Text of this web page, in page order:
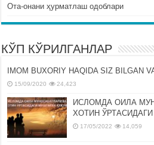
Ота-онани ҳурматлаш одоблари
КЎП КЎРИЛГАНЛАР
IMOM BUXORIY HAQIDA SIZ BILGAN
15/09/2020 24,423
ИСЛОМДА ОИЛА
ХОТИН
17/05/2022 14,059